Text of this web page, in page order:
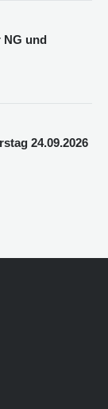
NG und
24.09.2026